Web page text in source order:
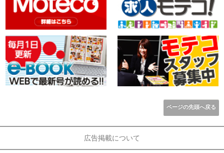
ページの先頭へ戻る
広告掲載について